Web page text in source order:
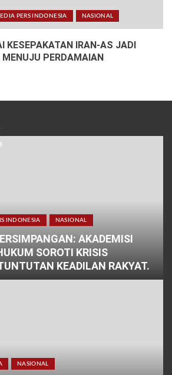
PERS INDONESIA NASIONAL
KESEPAKATAN IRAN-AS JADI
PERDAMAIAN
INDONESIA NASIONAL
AKADEMISI
SOROTI KRISIS
KEADILAN RAKYAT.
NASIONAL